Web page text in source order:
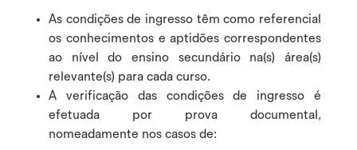
As condições de ingresso têm como referencial
os conhecimentos e aptidões correspondentes
ao nível do ensino secundário na(s) área(s)
relevante(s) para cada curso.
A verificação das condições de ingresso é
efetuada por prova documental,
nomeadamente nos casos de: